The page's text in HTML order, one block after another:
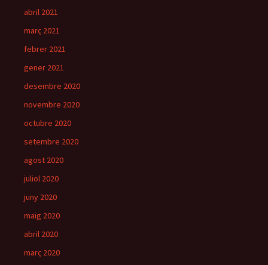
abril 2021
març 2021
febrer 2021
gener 2021
desembre 2020
novembre 2020
octubre 2020
setembre 2020
agost 2020
juliol 2020
juny 2020
maig 2020
abril 2020
març 2020